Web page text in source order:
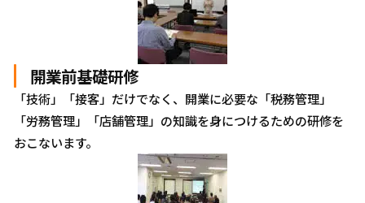
開業前基礎研修
「技術」「接客」だけでなく、開業に必要な「税務管理」
「労務管理」「店舗管理」の知識を身につけるための研修を
おこないます。